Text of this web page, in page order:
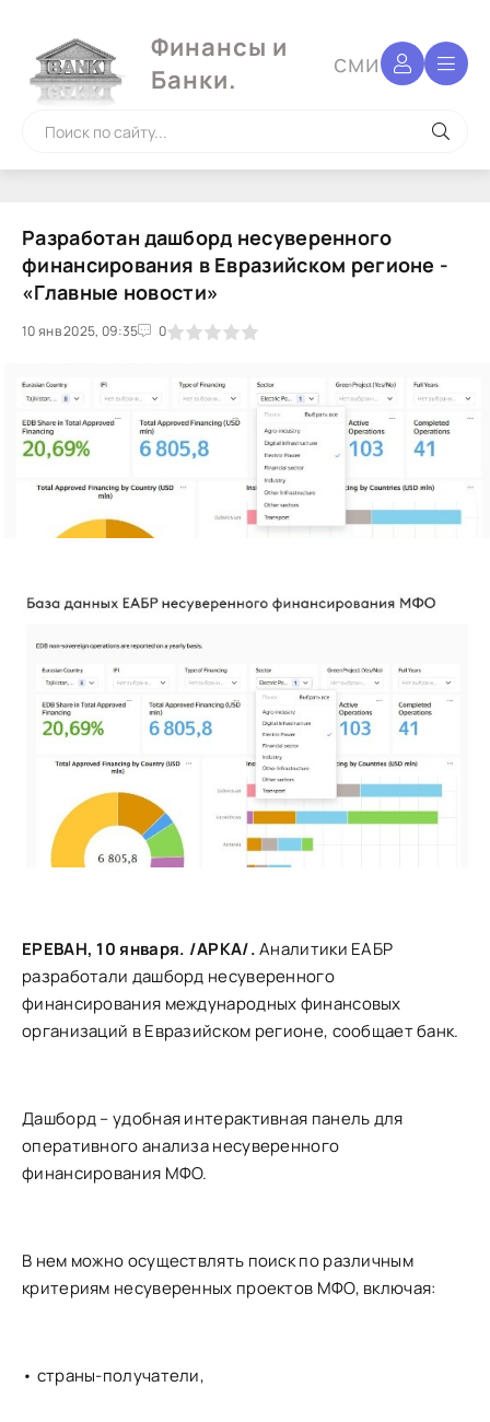
Финансы и
Банки.
сми
Разработан дашборд несуверенного
финансирования в Евразийском регионе -
«Главные новости»
10 янв 2025, 09:35 0
1 2 3 4 5
ЕРЕВАН, 10 января. /АРКА/.Аналитики ЕАБР
разработали дашборд несуверенного
финансирования международных финансовых
организаций в Евразийском регионе, сообщает банк.
Дашборд – удобная интерактивная панель для
оперативного анализа несуверенного
финансирования МФО.
В нем можно осуществлять поиск по различным
критериям несуверенных проектов МФО, включая:
• страны-получатели,